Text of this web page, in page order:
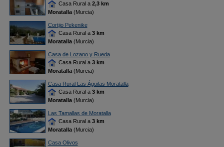
Casa Rural a 2,3 km
Moratalla(Murcia)
Cortijo Pekenike
Casa Rural a 3 km
Moratalla(Murcia)
Casa de Lozano y Rueda
Casa Rural a 3 km
Moratalla(Murcia)
Casa Rural Las Águilas Moratalla
Casa Rural a 3 km
Moratalla(Murcia)
Las Tamallas de Moratalla
Casa Rural a 3 km
Moratalla(Murcia)
Casa Olivos